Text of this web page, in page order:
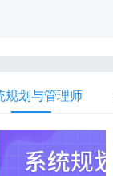
规划与管理师